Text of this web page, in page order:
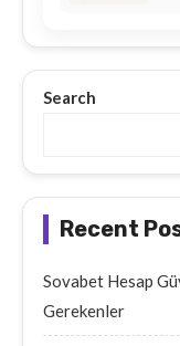
Search
Recent
Sovabet Hesap
Gerekenler